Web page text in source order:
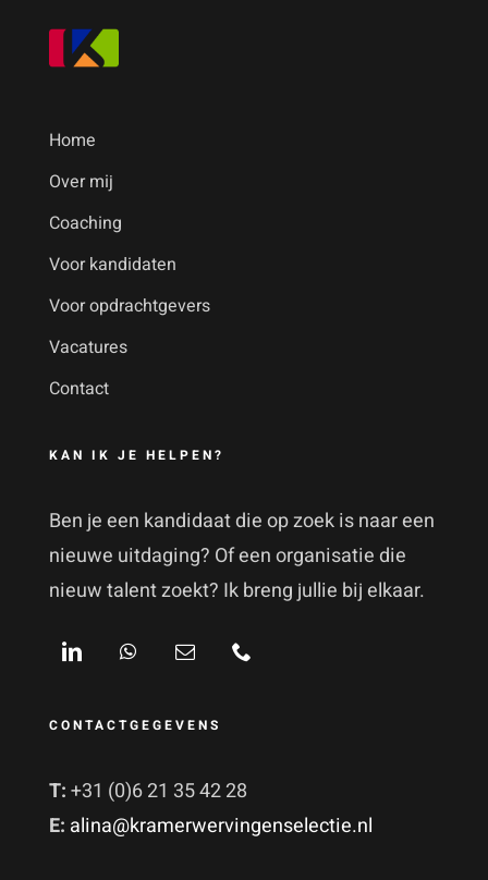
Home
Over mij
Coaching
Voor kandidaten
Voor opdrachtgevers
Vacatures
Contact
KAN IK JE HELPEN?
Ben je een kandidaat die op zoek is naar een
nieuwe uitdaging? Of een organisatie die
nieuw talent zoekt? Ik breng jullie bij elkaar.
CONTACTGEGEVENS
T:+31 (0)6 21 35 42 28
E: alina@kramerwervingenselectie.nl